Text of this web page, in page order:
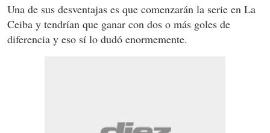
Una de sus desventajas es que comenzarán la serie en La
Ceiba y tendrían que ganar con dos o más goles de
diferencia y eso sí lo dudó enormemente.